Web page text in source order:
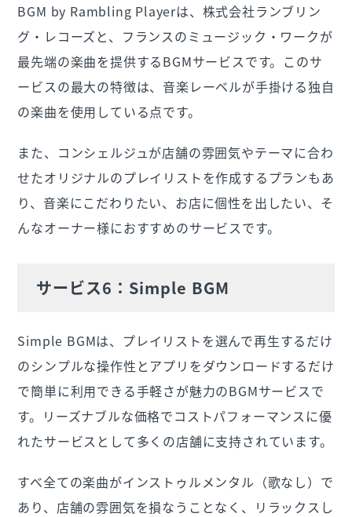
BGM by Rambling Playerは、株式会社ランブリン
グ・レコーズと、フランスのミュージック・ワークが
最先端の楽曲を提供するBGMサービスです。このサ
ービスの最大の特徴は、音楽レーベルが手掛ける独自
の楽曲を使用している点です。
また、コンシェルジュが店舗の雰囲気やテーマに合わ
せたオリジナルのプレイリストを作成するプランもあ
り、音楽にこだわりたい、お店に個性を出したい、そ
んなオーナー様におすすめのサービスです。
サービス6：Simple BGM
Simple BGMは、プレイリストを選んで再生するだけ
のシンプルな操作性とアプリをダウンロードするだけ
で簡単に利用できる手軽さが魅力のBGMサービスで
す。リーズナブルな価格でコストパフォーマンスに優
れたサービスとして多くの店舗に支持されています。
すべ全ての楽曲がインストゥルメンタル（歌なし）で
あり、店舗の雰囲気を損なうことなく、リラックスし